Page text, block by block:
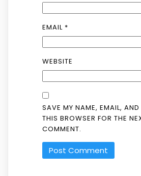
EMAIL *
WEBSITE
SAVE MY NAME, EMAIL, AND
THIS BROWSER FOR THE
COMMENT.